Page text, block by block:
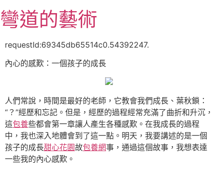
至
主
容
彎道的藝術
requestId:69345db65514c0.54392247.
內心的感歎：一個孩子的成長
人們常說，時間是最好的老師，它教會我們成長、葉秋鎖：
“？”經歷和忘記。但是，經歷的過程經常充滿了曲折和升沉，
這包養些都會第一章讓人產生各種感歎。在我成長的過程
中，我也深入地體會到了這一點。明天，我要講述的是一個
孩子的成長甜心花園故包養網事，通過這個故事，我想表達
一些我的內心感歎。